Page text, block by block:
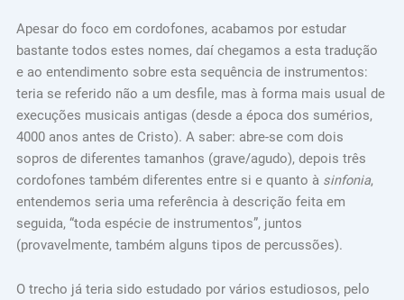
Apesar do foco em cordofones, acabamos por estudar
bastante todos estes nomes, daí chegamos a esta tradução
e ao entendimento sobre esta sequência de instrumentos:
teria se referido não a um desfile, mas à forma mais usual de
execuções musicais antigas (desde a época dos sumérios,
4000 anos antes de Cristo). A saber: abre-se com dois
sopros de diferentes tamanhos (grave/agudo), depois três
cordofones também diferentes entre si e quanto à sinfonia,
entendemos seria uma referência à descrição feita em
seguida, “toda espécie de instrumentos”, juntos
(provavelmente, também alguns tipos de percussões).
O trecho já teria sido estudado por vários estudiosos, pelo